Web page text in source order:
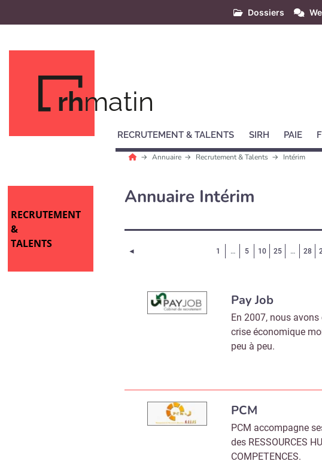
Dossiers
rhmatin
RECRUTEMENT & TALENTS SIRH PAIE
Annuaire Recrutement & Talents Intérim
RECRUTEMENT
&
TALENTS
Annuaire Intérim
◄ 1 … 5 10 25 … 28
Pay Job
En 2007, nous avons
crise économique
peu à peu.
PCM
PCM accompagne
des RESSOURCES
COMPETENCES.